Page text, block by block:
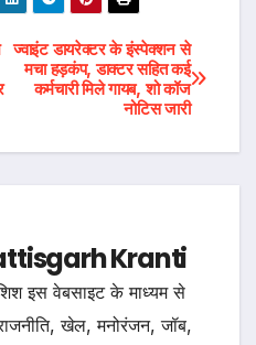
ज्वाइंट डायरेक्टर के इंस्पेक्शन से
मचा हड़कंप, डाक्टर सहित कई
कर्मचारी मिले गायब, शो कॉज
नोटिस जारी
Kranti
इस वेबसाइट के माध्यम से
खेल, मनोरंजन, जॉब,